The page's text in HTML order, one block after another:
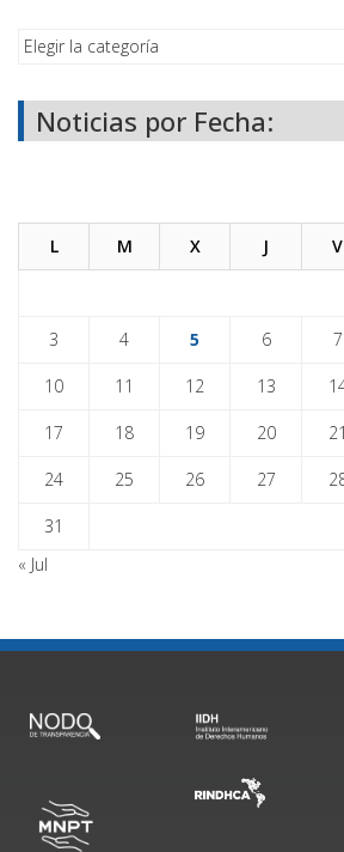
Noticias por Fecha:
L M X J V
3 4 5 6 7
10 11 12 13
17 18 19 20 21
24 25 26 27
31
« Jul